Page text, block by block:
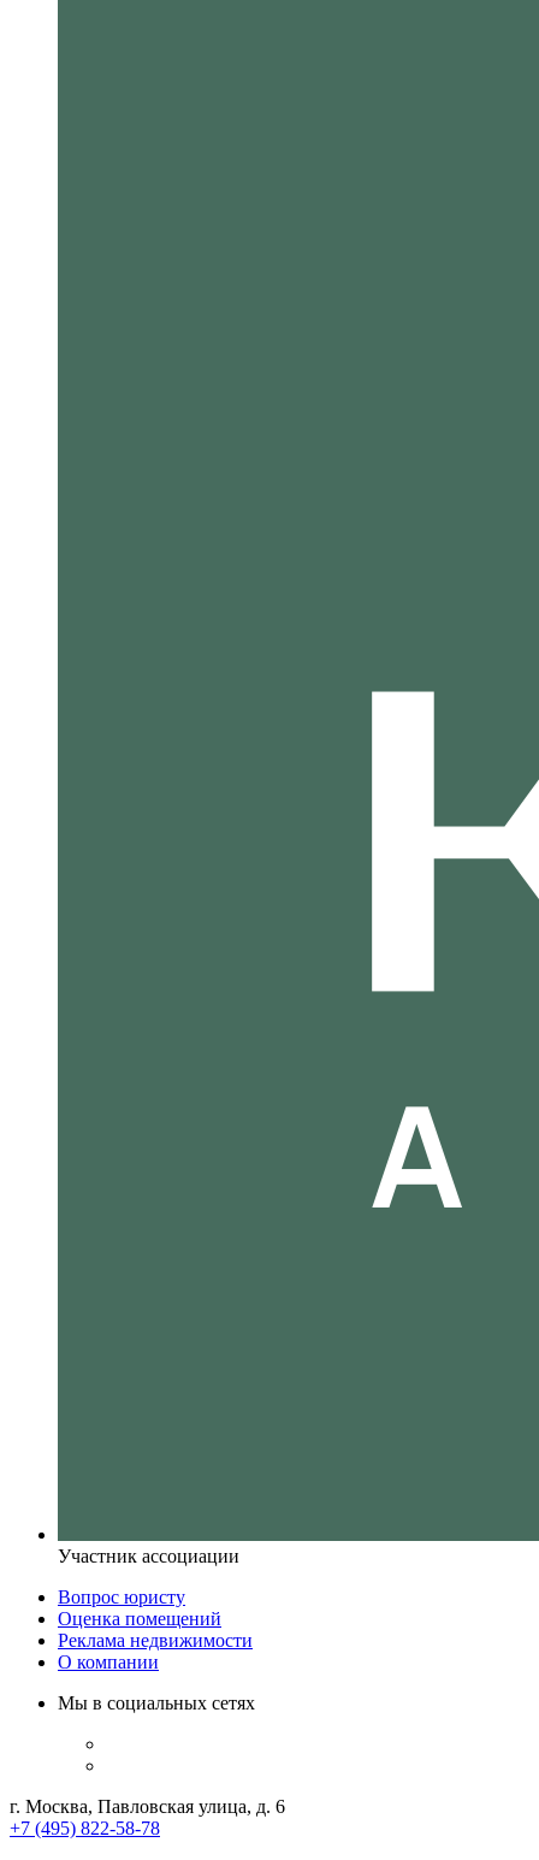
Участник ассоциации
Вопрос юристу
Оценка помещений
Реклама недвижимости
О компании
Мы в социальных сетях
г. Москва, Павловская улица, д. 6
+7 (495) 822-58-78